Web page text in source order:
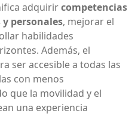
adquirircompetencias
personales, mejorar el
habilidades
Además, el
ser accesible a todas las
con menos
que la movilidad y el
una experiencia